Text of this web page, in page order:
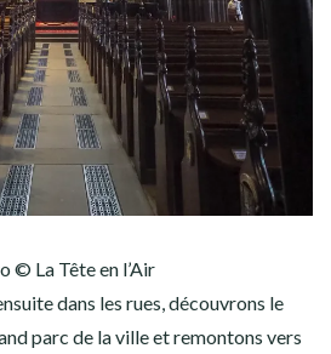
© La Tête en l’Air
dans les rues, découvrons le
parc de la ville et remontons vers